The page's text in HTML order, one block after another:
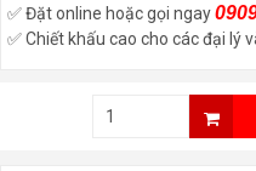
✅ Đặt online hoặc gọi ngay
✅ Chiết khấu cao cho các đại lý